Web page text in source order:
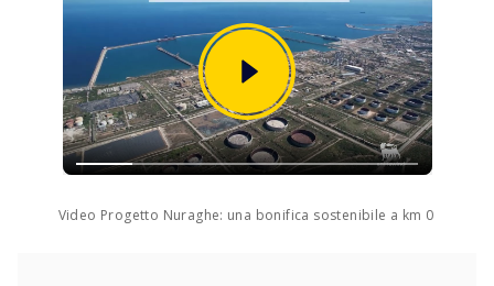
Video Progetto Nuraghe: una bonifica sostenibile a km 0